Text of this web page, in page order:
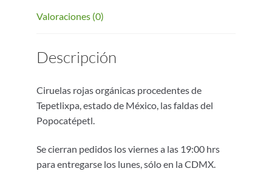
Valoraciones (0)
Descripción
Ciruelas rojas orgánicas procedentes de
Tepetlixpa, estado de México, las faldas del
Popocatépetl.
Se cierran pedidos los viernes a las 19:00 hrs
para entregarse los lunes, sólo en la CDMX.